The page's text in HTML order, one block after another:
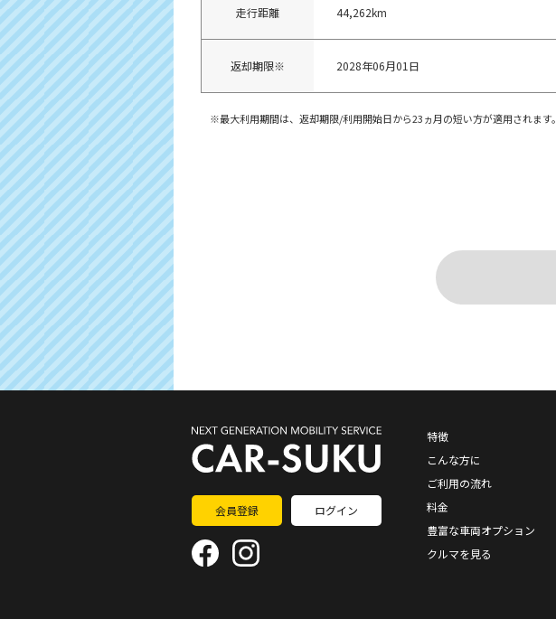
走行距離 44,262km
返却期限※ 2028年06月01日
※最大利用期間は、返却期限/利用開始日から23ヵ月の短い方が適用されます。
会員登録 ログイン
特徴
こんな方に
ご利用の流れ
料金
豊富な車両オプション
クルマを見る